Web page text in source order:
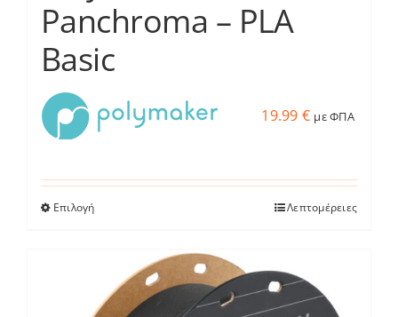
Panchroma – PLA
Basic
19.99 € με ΦΠΑ
ΕπιλογήΑυτό
έχει
πολλαπλές
Λεπτομέρειες